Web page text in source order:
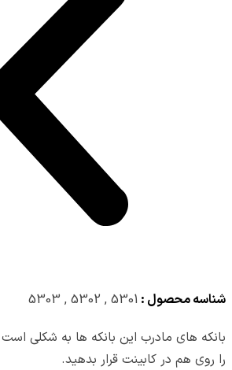
شناسه محصول : 5301 , 5302 , 5303
بانکه های مادرب این بانکه ها به شکلی است
را روی هم در کابینت قرار بدهید.